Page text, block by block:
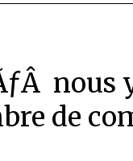
nous
de